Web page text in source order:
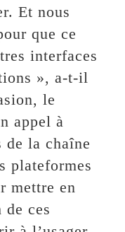
Et nous
que ce
interfaces
», a-t-il
le
appel à
de la chaîne
plateformes
mettre en
ces